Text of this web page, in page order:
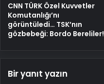
CNN TÜRK Özel Kuvvetler
Komutanlığı’nı
görüntüledi… TSK’nın
gözbebeği: Bordo Bereliler!
Bir yanıt yazın